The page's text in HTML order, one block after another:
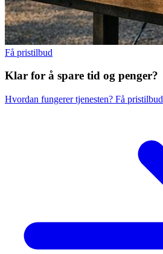
Få pristilbud
Klar for å spare tid og penger?
Hvordan fungerer tjenesten? Få pristilbud